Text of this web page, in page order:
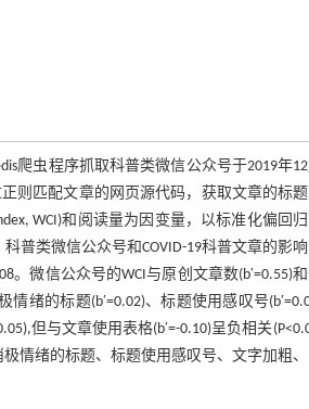
爬虫程序抓取科普类微信公众号于2019年
则匹配文章的网页源代码，获取文章的标
WCI)和阅读量为因变量，以标准化偏回
普类微信公众号和COVID-19科普文章的影
微信公众号的WCI与原创文章数(b′=0.55)
绪的标题(b′=0.02)、标题使用感叹号
但与文章使用表格(b′=-0.10)呈负相关
情绪的标题、标题使用感叹号、文字加粗